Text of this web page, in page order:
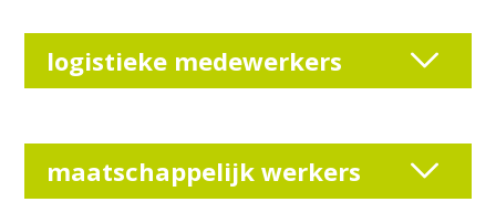
logistieke medewerkers
maatschappelijk werkers